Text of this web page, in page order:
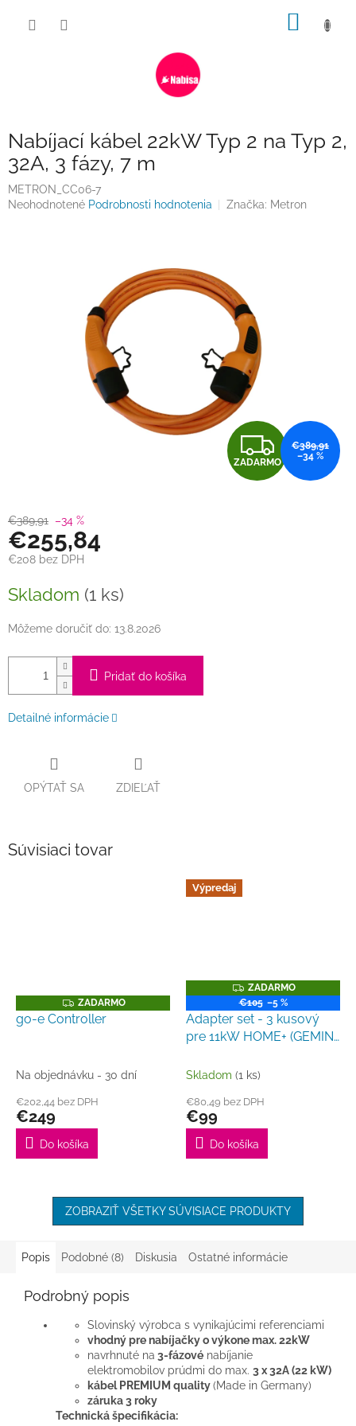
Nabíjací kábel 22kW Typ 2 na Typ 2,
32A, 3 fázy, 7 m
METRON_CC06-7
Priemerné
Neohodnotené Podrobnosti hodnotenia Značka: Metron
Z
A
ZADARMO
€389,91
–34 %
€389,91 –34 %
€255,84
€208 bez DPH
cena:
Skladom (1 ks)
Môžeme doručiť do: 13.8.2026
Pridať do košíka
Detailné informácie
OPÝTAŤ SA ZDIEĽAŤ
Súvisiaci tovar
Z
A
D
O
ZADARMO
go-e Controller
Na objednávku - 30 dní
€202,44 bez DPH
€249
Do košíka
Výpredaj
Z
A
D
A
R
M
ZADARMO
€105 –5 %
Adapter set - 3 kusový
pre 11kW HOME+ (GEMINI)
modrá, 32A červená)
Skladom (1 ks)
€80,49 bez DPH
€99
Do košíka
ZOBRAZIŤ VŠETKY SÚVISIACE PRODUKTY
Popis Podobné (8) Diskusia Ostatné informácie
Podrobný popis
Slovinský výrobca s vynikajúcimi referenciami
vhodný pre nabíjačky o výkone max. 22kW
navrhnuté na 3-fázové nabíjanie
elektromobilov prúdmi do max. 3 x 32A (22 kW)
kábel PREMIUM quality(Made in Germany)
záruka 3 roky
Technická špecifikácia: